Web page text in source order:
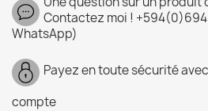
Contactez moi ! +594(0)694
WhatsApp)
Payez en toute sécurité
compte